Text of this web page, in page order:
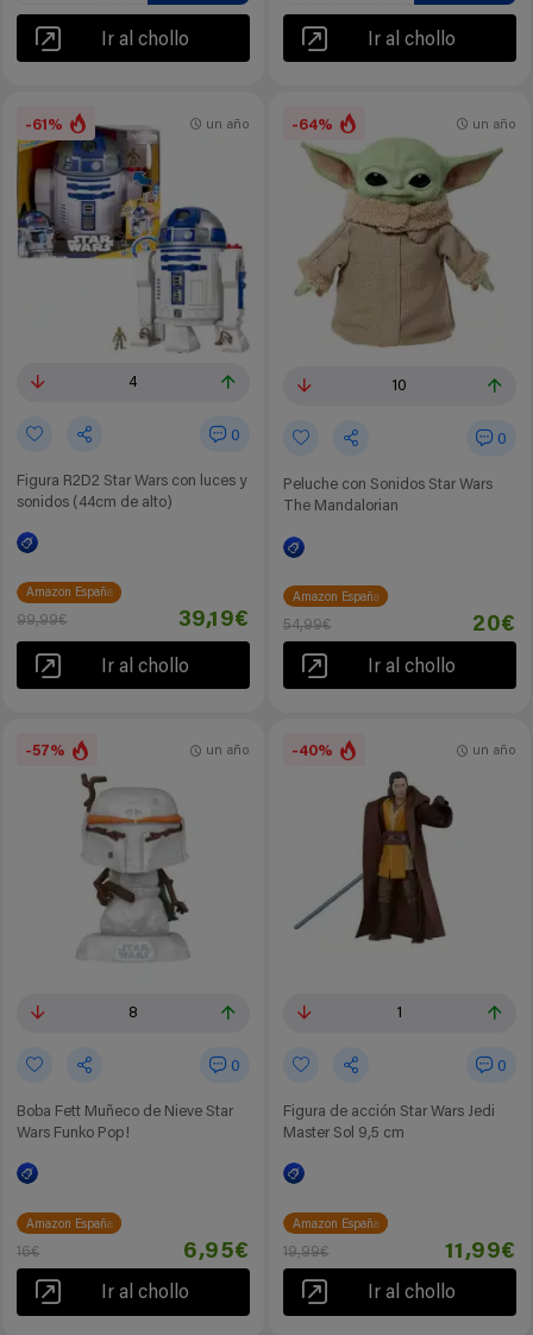
Ir al chollo Ir al chollo
-61%
4
0
Figura R2D2 Star Wars con luces y
sonidos (44cm de alto)
un año
Amazon España
99,99€ 39,19€
Ir al chollo
-64%
10
0
Peluche con Sonidos Star Wars
The Mandalorian
un año
Amazon España
54,99€ 20€
Ir al chollo
-57%
8
0
Boba Fett Muñeco de Nieve Star
Wars Funko Pop!
un año
Amazon España
16€ 6,95€
Ir al chollo
-40%
1
0
Figura de acción Star Wars Jedi
Master Sol 9,5 cm
un año
Amazon España
19,99€ 11,99€
Ir al chollo